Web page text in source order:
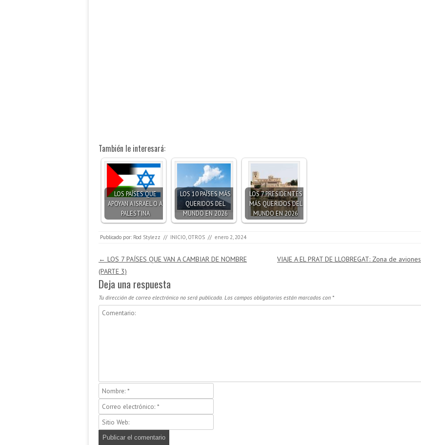
También le interesará:
LOS PAÍSES QUE
APOYAN A ISRAEL O A
PALESTINA
LOS 10 PAÍSES MÁS
QUERIDOS DEL
MUNDO EN 2026
LOS 7 PRESIDENTES
MÁS QUERIDOS DEL
MUNDO EN 2026
Publicado por: Rod Stylezz // INICIO OTROS // enero 2, 2024
Navegación de entradas
← LOS 7 PAÍSES QUE VAN A CAMBIAR DE NOMBRE
(PARTE 3)
VIAJE A EL PRAT DE LLOBREGAT: Zona de aviones
Deja una respuesta
Tu dirección de correo electrónico no será publicada. Los campos obligatorios están marcados con *